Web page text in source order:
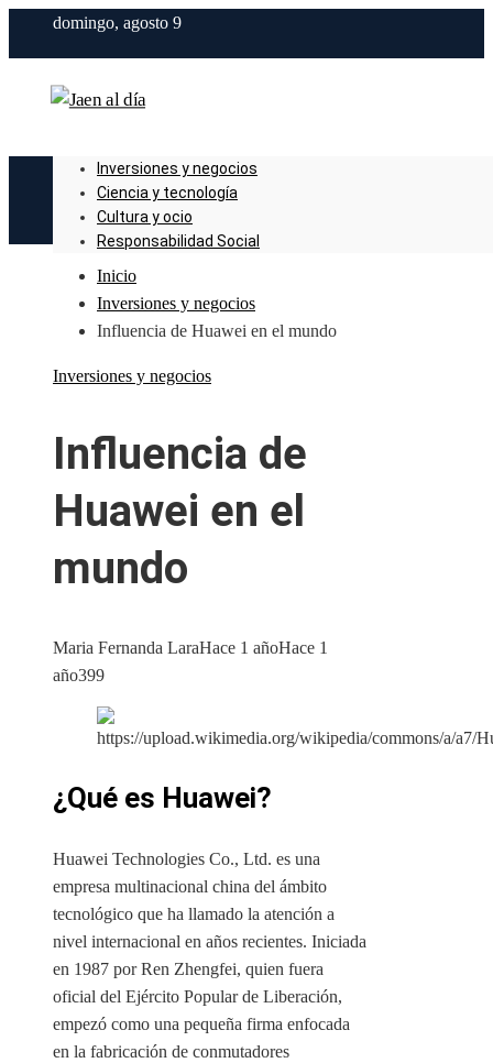
domingo, agosto 9
Inversiones y negocios
Ciencia y tecnología
Cultura y ocio
Responsabilidad Social
Inicio
Inversiones y negocios
Influencia de Huawei en el mundo
Inversiones y negocios
Influencia de
Huawei en el
mundo
Maria Fernanda LaraHace 1 añoHace 1
año399
¿Qué es Huawei?
Huawei Technologies Co., Ltd. es una
empresa multinacional china del ámbito
tecnológico que ha llamado la atención a
nivel internacional en años recientes. Iniciada
en 1987 por Ren Zhengfei, quien fuera
oficial del Ejército Popular de Liberación,
empezó como una pequeña firma enfocada
en la fabricación de conmutadores